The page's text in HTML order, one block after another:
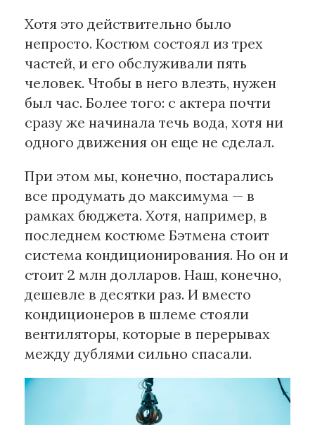
Хотя это действительно было
непросто. Костюм состоял из трех
частей, и его обслуживали пять
человек. Чтобы в него влезть, нужен
был час. Более того: с актера почти
сразу же начинала течь вода, хотя ни
одного движения он еще не сделал.
При этом мы, конечно, постарались
все продумать до максимума — в
рамках бюджета. Хотя, например, в
последнем костюме Бэтмена стоит
система кондиционирования. Но он и
стоит 2 млн долларов. Наш, конечно,
дешевле в десятки раз. И вместо
кондиционеров в шлеме стояли
вентиляторы, которые в перерывах
между дублями сильно спасали.